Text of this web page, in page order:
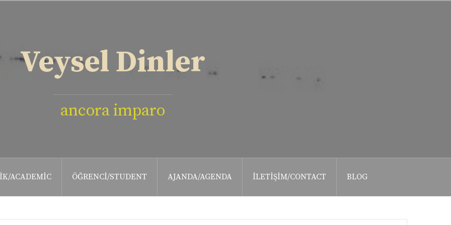
Veysel Dinler
ancora imparo
ACADEMIC ÖĞRENCI/STUDENT AJANDA/AGENDA İLETIŞIM/CONTACT BLOG